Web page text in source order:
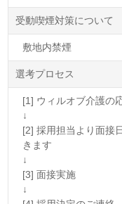
受動喫煙対策について
敷地内禁煙
選考プロセス
[1] ウィルオブ介護の
↓
[2] 採用担当より面接
きます
↓
[3] 面接実施
↓